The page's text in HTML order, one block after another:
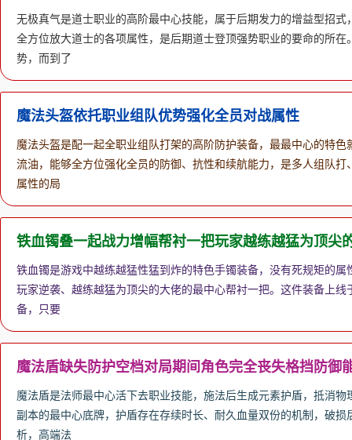
无极真气是道士职业的高阶最中心技能，属于后期发力的增益型招
全方位放大道士的各项属性，是后期道士登顶强势职业的要命的所
势，而到了
魔法头盔依托职业组队优势强化全员对战属性
魔法头盔是配一起全职业组队打架的高阶防护装备，最最中心的特
流油，能够全方位强化全员的防御、抗性和续航能力，是多人组队
属性的局
铁血镯叠一起战力增幅帮衬一把玩家越练越猛为顶尖
铁血镯是游戏中越练越猛性猛到炸的特色手镯装备，没有死规矩的
玩家逆袭、越练越猛为顶尖的大佬的最中心帮衬一把。这件装备上
备，只要
魔法盾缺失防护空档对局期间角色完全丧失格挡防御
魔法盾是法师最中心活下去职业技能，施法后生成元素护盾，抵消
副本的最中心底牌，护盾存在存续时长、耐久血量双份的机制，破
析，高端法